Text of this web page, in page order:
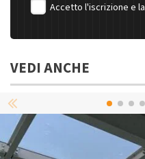
Accetto l'iscrizione e la
VEDI ANCHE